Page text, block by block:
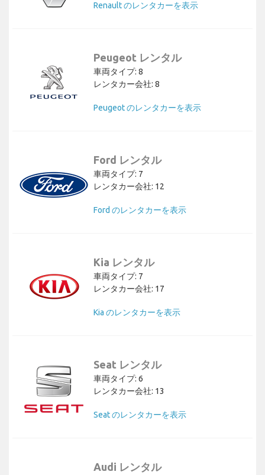
Renault のレンタカーを表示
Peugeot レンタル
車両タイプ: 8
レンタカー会社: 8
Peugeot のレンタカーを表示
Ford レンタル
車両タイプ: 7
レンタカー会社: 12
Ford のレンタカーを表示
Kia レンタル
車両タイプ: 7
レンタカー会社: 17
Kia のレンタカーを表示
Seat レンタル
車両タイプ: 6
レンタカー会社: 13
Seat のレンタカーを表示
Audi レンタル